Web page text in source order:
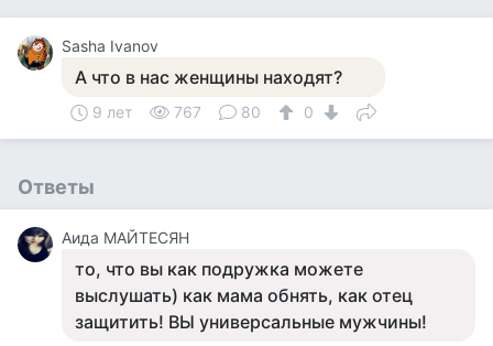
Sasha Ivanov
А что в нас женщины находят?
9 лет 767 80 0
Ответы
Аида МАЙТЕСЯН
то, что вы как подружка можете
выслушать) как мама обнять, как отец
защитить! ВЫ универсальные мужчины!